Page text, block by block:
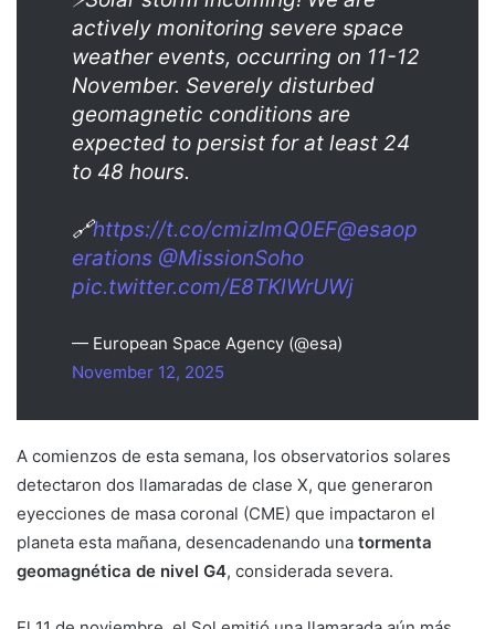
actively monitoring severe space
weather events, occurring on 11-12
November. Severely disturbed
geomagnetic conditions are
expected to persist for at least 24
to 48 hours.
🔗https://t.co/cmizImQ0EF@esaop
erations @MissionSoho
pic.twitter.com/E8TKlWrUWj
— European Space Agency (@esa)
November 12, 2025
A comienzos de esta semana, los observatorios solares
detectaron dos llamaradas de clase X, que generaron
eyecciones de masa coronal (CME) que impactaron el
planeta esta mañana, desencadenando una tormenta
geomagnética de nivel G4, considerada severa.